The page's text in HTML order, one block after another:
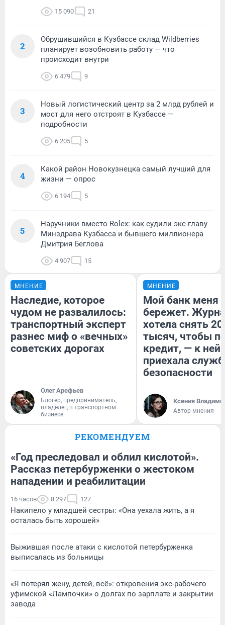
15 090 21
2
Обрушившийся в Кузбассе склад Wildberries
планирует возобновить работу — что
происходит внутри
6 479 9
3
Новый логистический центр за 2 млрд рублей и
мост для него отстроят в Кузбассе —
подробности
6 205 5
4
Какой район Новокузнецка самый лучший для
жизни — опрос
6 194 5
5
Наручники вместо Rolex: как судили экс-главу
Минздрава Кузбасса и бывшего миллионера
Дмитрия Беглова
4 907 15
МНЕНИЕ
Наследие, которое
чудом не развалилось:
транспортный эксперт
разнес миф о «вечных»
советских дорогах
Олег Арефьев
Блогер, предприниматель,
владелец в транспортном
бизнесе
МНЕНИЕ
Мой банк меня
бережет.
хотела снять
тысяч, чтобы
кредит, — к
приехала
безопасности
Ксения
Автор мнения
РЕКОМЕНДУЕМ
«Год преследовал и облил кислотой».
Рассказ петербурженки о жестоком
нападении и реабилитации
16 часов 8 297 127
Накипело у младшей сестры: «Она уехала жить, а я
осталась быть хорошей»
Выжившая после атаки с кислотой петербурженка
выписалась из больницы
«Я потерял жену, детей, всё»: откровения экс-рабочего
уфимской «Лампочки» о долгах по зарплате и закрытии
завода